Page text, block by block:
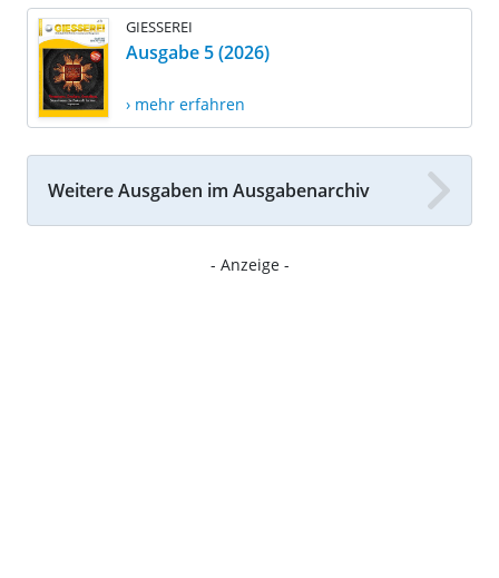
GIESSEREI
Ausgabe 5 (2026)
› mehr erfahren
Weitere Ausgaben im Ausgabenarchiv
- Anzeige -